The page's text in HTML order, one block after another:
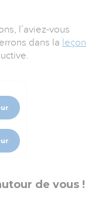
l’aviez-vous
dans la leçon
de vous !